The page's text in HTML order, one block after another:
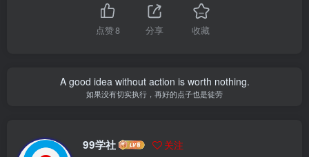
点赞8 分享 收藏
A good idea without action is worth nothing.
如果没有切实执行，再好的点子也是徒劳
99学社 关注